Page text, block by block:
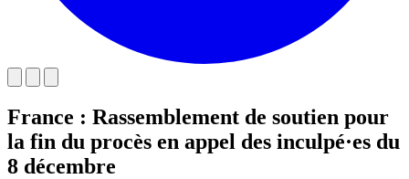
France : Rassemblement de soutien pour
la fin du procès en appel des inculpé·es du
8 décembre